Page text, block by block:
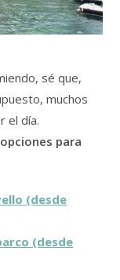
sé que,
muchos
el día.
para
(desde
(desde